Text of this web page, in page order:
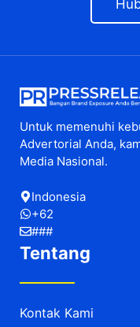
Untuk memenuhi
Advertorial Anda,
Media Nasional.
Indonesia
+62
###
Tentang
Kontak Kami